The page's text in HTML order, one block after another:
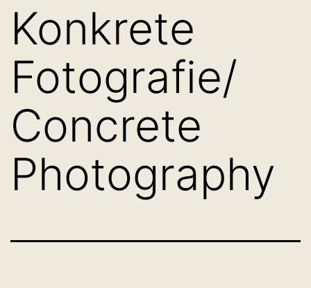
Konkrete
Fotografie/
Concrete
Photography